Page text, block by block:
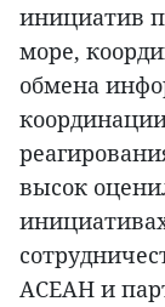
инициатив
море,
обмена
высок
АСЕАН и